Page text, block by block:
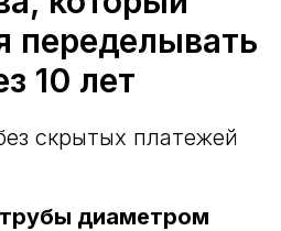
переделывать
10 лет
скрытых платежей
диаметром